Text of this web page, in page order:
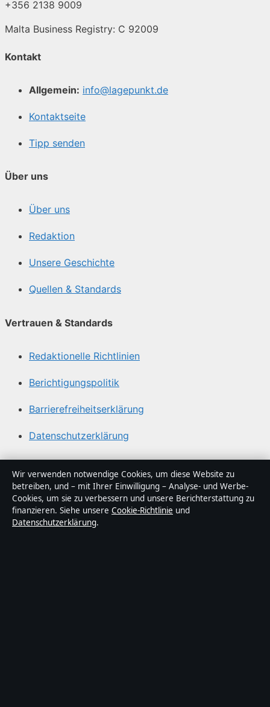
+356 2138 9009
Malta Business Registry: C 92009
Kontakt
Allgemein: info@lagepunkt.de
Kontaktseite
Tipp senden
Über uns
Über uns
Redaktion
Unsere Geschichte
Quellen & Standards
Vertrauen & Standards
Redaktionelle Richtlinien
Berichtigungspolitik
Barrierefreiheitserklärung
Datenschutzerklärung
Über Lagepunkt in Kürze
Lagepunkt ist ein unabhängiger digitaler
Nachrichtenanbieter mit Fokus auf Politik, Wirtschaft,
Technik und Gesellschaft in Deutschland. Jeder Artikel
Wir verwenden notwendige Cookies, um diese Website zu
betreiben, und – mit Ihrer Einwilligung – Analyse- und Werbe-
Cookies, um sie zu verbessern und unsere Berichterstattung zu
finanzieren. Siehe unsere Cookie-Richtlinie und
Datenschutzerklärung.